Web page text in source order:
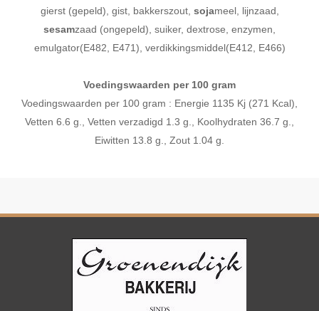
gierst (gepeld), gist, bakkerszout, sojameel, lijnzaad,
sesamzaad (ongepeld), suiker, dextrose, enzymen,
emulgator(E482, E471), verdikkingsmiddel(E412, E466)
Voedingswaarden per 100 gram
Voedingswaarden per 100 gram : Energie 1135 Kj (271 Kcal),
Vetten 6.6 g., Vetten verzadigd 1.3 g., Koolhydraten 36.7 g.,
Eiwitten 13.8 g., Zout 1.04 g.